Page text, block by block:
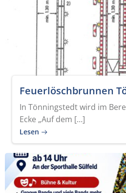
Feuerlöschbrunnen
In Tönningstedt wird im
Ecke „Auf dem […]
Lesen